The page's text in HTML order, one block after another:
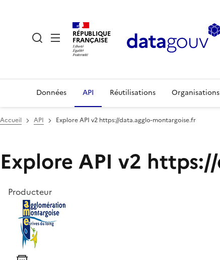
RÉPUBLIQUE
FRANÇAISE
Données API Réutilisations Organisations
Accueil API Explore API v2 https://data.agglo-montargoise.fr
Explore API v2
Producteur